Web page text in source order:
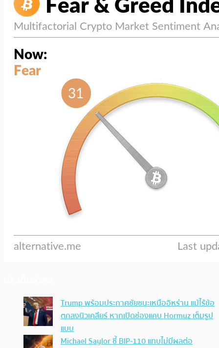
Trump พร้อมประกาศชัยชนะเหนืออิหร่าน แม้ไร้ข้อ
ตกลงนิวเคลียร์ หากเปิดช่องแคบ Hormuz เต็มรูป
แบบ
Michael Saylor ชี้ BIP-110 แทบไม่มีผลต่อ